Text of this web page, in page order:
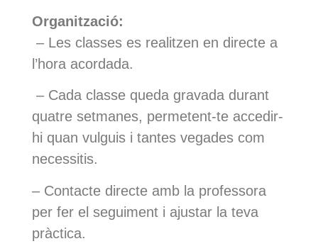
Organització:
– Les classes es realitzen en directe a
l’hora acordada.
– Cada classe queda gravada durant
quatre setmanes, permetent-te accedir-
hi quan vulguis i tantes vegades com
necessitis.
– Contacte directe amb la professora
per fer el seguiment i ajustar la teva
pràctica.